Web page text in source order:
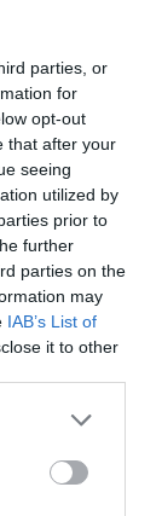
parties, or
for
opt-out
that after your
seeing
utilized by
prior to
further
parties on the
may
IAB’s List of
it to other
do Australii
i bogatej
co
między
tramwaje
świetna
z